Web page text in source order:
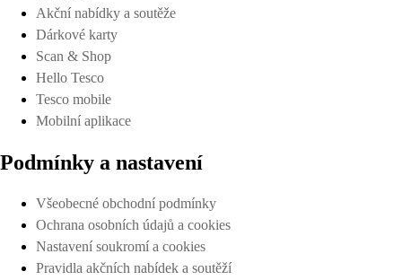
Akční nabídky a soutěže
Dárkové karty
Scan & Shop
Hello Tesco
Tesco mobile
Mobilní aplikace
Podmínky a nastavení
Všeobecné obchodní podmínky
Ochrana osobních údajů a cookies
Nastavení soukromí a cookies
Pravidla akčních nabídek a soutěží